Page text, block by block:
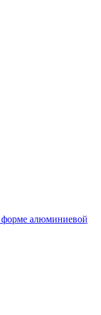
форме алюминиевой